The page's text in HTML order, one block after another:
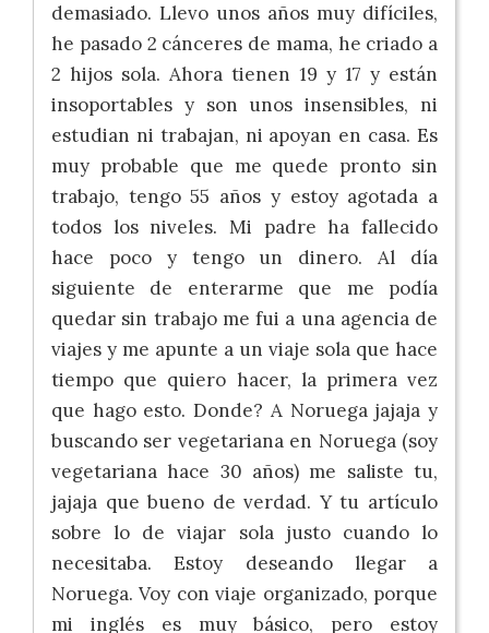
demasiado. Llevo unos años muy difíciles,
he pasado 2 cánceres de mama, he criado a
2 hijos sola. Ahora tienen 19 y 17 y están
insoportables y son unos insensibles, ni
estudian ni trabajan, ni apoyan en casa. Es
muy probable que me quede pronto sin
trabajo, tengo 55 años y estoy agotada a
todos los niveles. Mi padre ha fallecido
hace poco y tengo un dinero. Al día
siguiente de enterarme que me podía
quedar sin trabajo me fui a una agencia de
viajes y me apunte a un viaje sola que hace
tiempo que quiero hacer, la primera vez
que hago esto. Donde? A Noruega jajaja y
buscando ser vegetariana en Noruega (soy
vegetariana hace 30 años) me saliste tu,
jajaja que bueno de verdad. Y tu artículo
sobre lo de viajar sola justo cuando lo
necesitaba. Estoy deseando llegar a
Noruega. Voy con viaje organizado, porque
mi inglés es muy básico, pero estoy